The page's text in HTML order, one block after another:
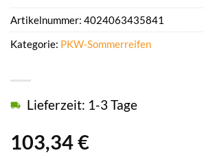
103,34€
Lieferzeit: 1-3 Tage
Artikelnummer: 4024063435841
Kategorie: PKW-Sommerreifen